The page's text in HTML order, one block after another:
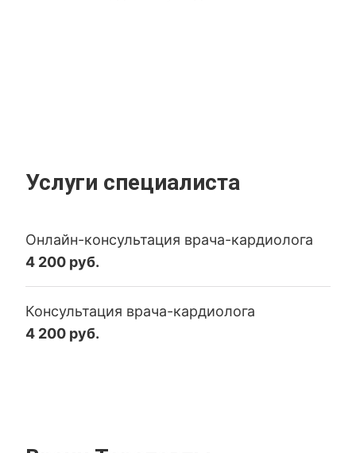
Услуги специалиста
Онлайн-консультация врача-кардиолога
4 200 руб.
Консультация врача-кардиолога
4 200 руб.